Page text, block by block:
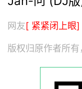
网友[ 紧紧闭上眼]
版权归原作者所